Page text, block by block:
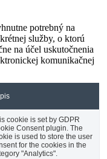
potrebný na
služby, o ktorú
na účel uskutočnenia
komunikačnej
cookie is set by GDPR
Consent plugin. The
is used to store the user
for the cookies in the
"Analytics".